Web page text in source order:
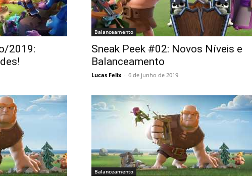
2019:
Balanceamento
Sneak Peek #02: Novos Níveis e
Balanceamento
Lucas Felix - 6 de junho de 2019
Balanceamento